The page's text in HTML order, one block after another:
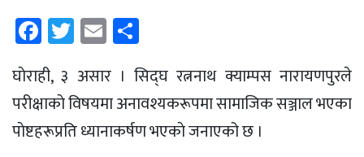
Facebook
Twitter
Email
घाेराही, ३ असार । सिद्घ रत्ननाथ क्याम्पस नारायणपुरले
परीक्षाकाे विषयमा अनावश्यकरूपमा सामाजिक सञ्जाल भएका
पाेष्टहरूप्रति ध्यानाकर्षण भएकाे जनाएको छ ।